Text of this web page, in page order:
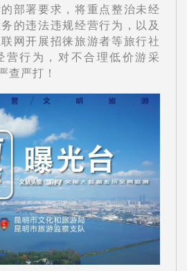
部署要求，将重点整治未经
的违法违规经营行为，以及
网开展招徕旅游者等旅行社
营行为，对不合理低价游采
查严打！